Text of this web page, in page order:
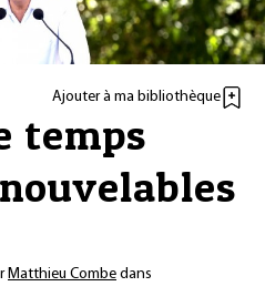
Ajouter à ma bibliothèque
temps
Matthieu Combe dans